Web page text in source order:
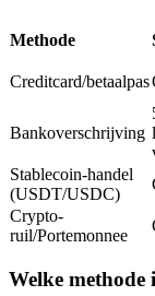
Kopiëren
Sluit je aan bij
Methode
Creditcard/betaalpas
Bankoverschrijving
Stablecoin-handel
(USDT/USDC)
Crypto-
ruil/Portemonnee
Welke methode